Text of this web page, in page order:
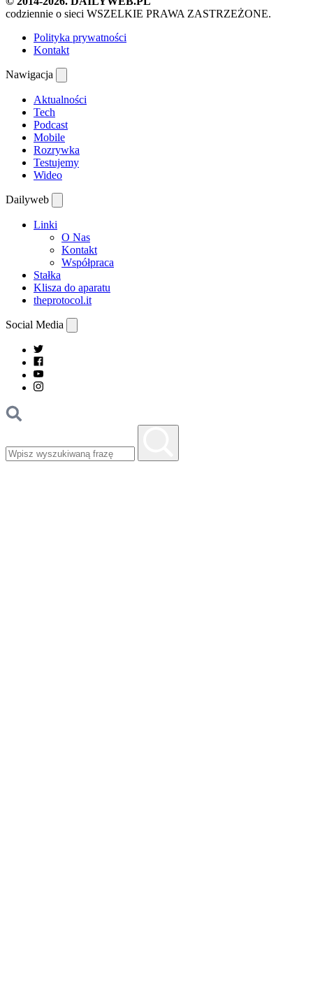
codziennie o sieci WSZELKIE PRAWA ZASTRZEŻONE.
Polityka prywatności
Kontakt
Nawigacja
Aktualności
Tech
Podcast
Mobile
Rozrywka
Testujemy
Wideo
Dailyweb
Linki
O Nas
Kontakt
Współpraca
Stałka
Klisza do aparatu
theprotocol.it
Social Media